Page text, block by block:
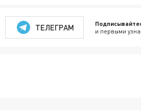
ТЕЛЕГРАМ и первыми